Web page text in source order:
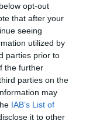
opt-out
that after your
seeing
utilized by
parties prior to
the further
parties on the
may
IAB’s List of
it to other
navegador